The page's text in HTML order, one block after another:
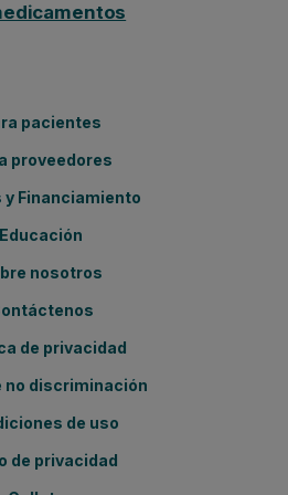
pacientes
proveedores
y Financiamiento
Educación
nosotros
de privacidad
no discriminación
de uso
de privacidad